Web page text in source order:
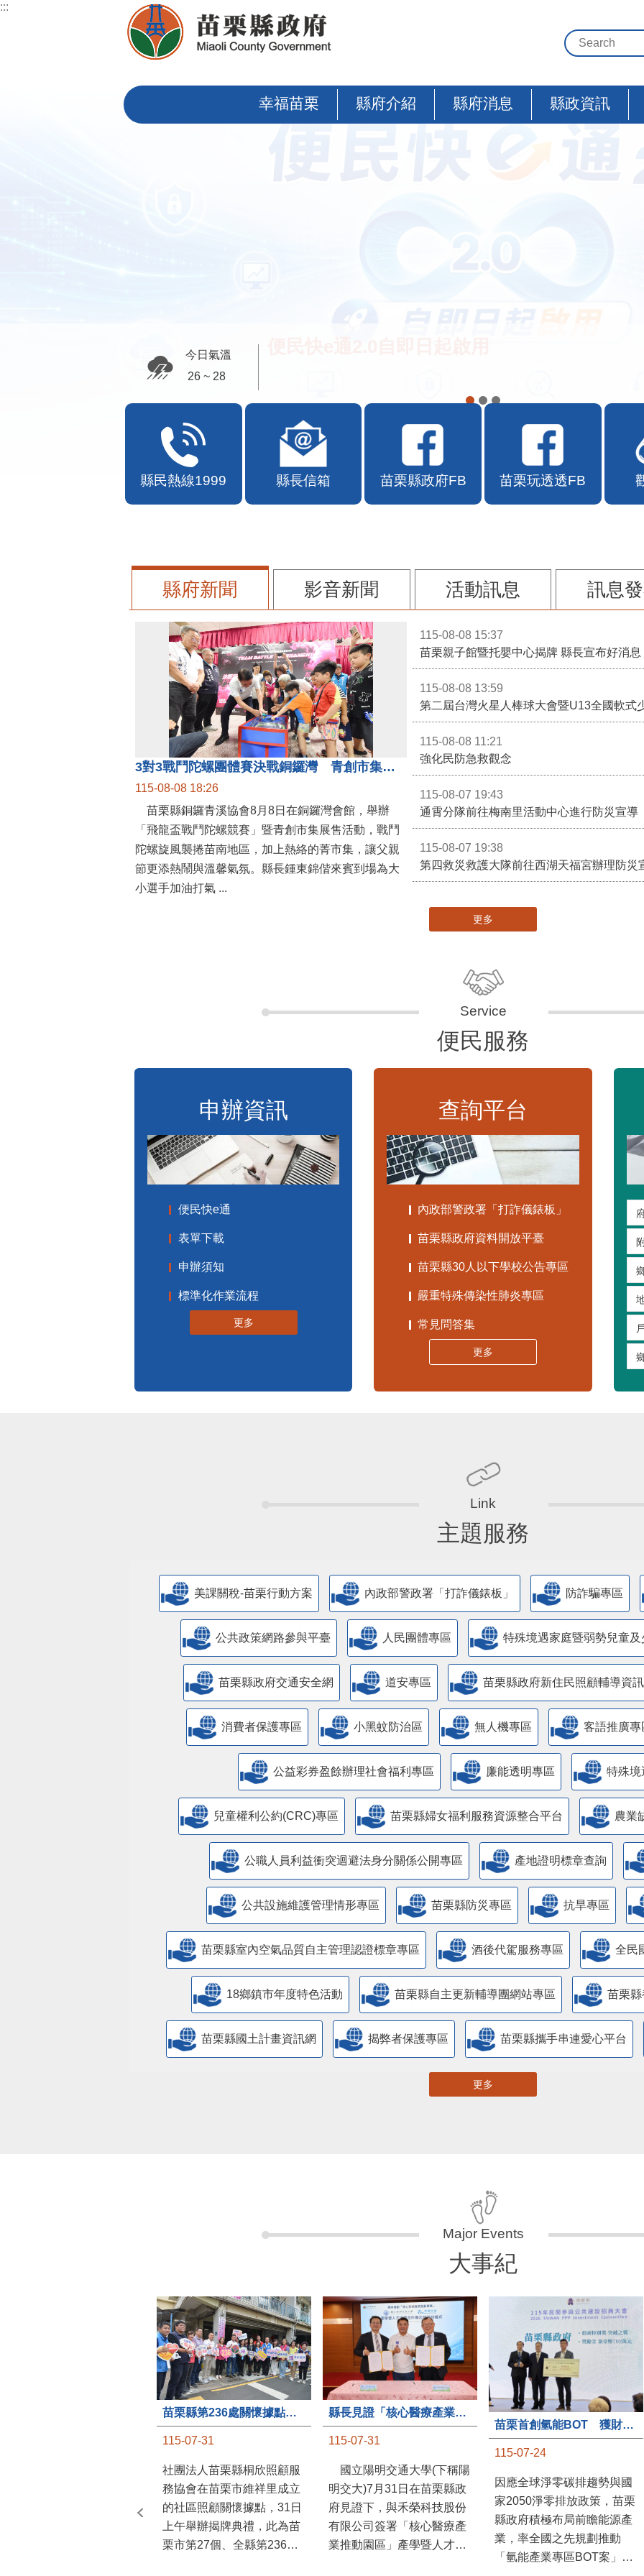
跳到主要內容區塊
:::
幸福苗栗 縣府介紹 縣府消息 縣政資訊
今日氣溫
26 ~ 28
縣民熱線1999 縣長信箱 苗栗縣政府FB 苗栗玩透透FB
縣府新聞 影音新聞 活動訊息 訊息
3對3戰鬥陀螺團體賽決戰銅鑼灣 青創市集展售為父親節增添繽紛
115-08-08 18:26
苗栗縣銅鑼青溪協會8月8日在銅鑼灣會館，舉辦
「飛龍盃戰鬥陀螺競賽」暨青創市集展售活動，戰鬥
陀螺旋風襲捲苗南地區，加上熱絡的菁市集，讓父親
節更添熱鬧與溫馨氣氛。縣長鍾東錦偕來賓到場為大
115-08-08 15:37
苗栗親子館暨托嬰中心揭牌 縣長宣布好消
115-08-08 13:59
第二屆台灣火星人棒球大會暨U13全國軟式
115-08-08 11:21
強化民防急救觀念
115-08-07 19:43
通霄分隊前往梅南里活動中心進行防災宣導
115-08-07 19:38
第四救災救護大隊前往西湖天福宮辦理防災
更多
便民服務
申辦資訊
便民快e通
表單下載
申辦須知
標準化作業流程
更多
查詢平台
內政部警政署「打詐儀錶板」
苗栗縣政府資料開放平臺
苗栗縣30人以下學校公告專區
嚴重特殊傳染性肺炎專區
常見問答集
更多
主題服務
美課關稅-苗栗行動方案 內政部警政署「打詐儀錶板」 防詐騙專區
公共政策網路參與平臺 人民團體專區 特殊境遇家庭暨弱勢兒童
苗栗縣政府交通安全網 道安專區 苗栗縣政府新住民照顧輔導資
消費者保護專區 小黑蚊防治區 無人機專區 客語推廣專
公益彩券盈餘辦理社會福利專區 廉能透明專區 特殊境
兒童權利公約(CRC)專區 苗栗縣婦女福利服務資源整合平台 農業
公職人員利益衝突迴避法身分關係公開專區 產地證明標章查詢
​公共設施維護管理情形專區 苗栗縣防災專區 抗旱專區
苗栗縣室內空氣品質自主管理認證標章專區 酒後代駕服務專區 全民
18鄉鎮市年度特色活動 苗栗縣自主更新輔導團網站專區 苗栗
苗栗縣國土計畫資訊網 揭弊者保護專區 苗栗縣攜手串連愛心平台
更多
大事紀
苗栗縣第236處關懷據點在苗栗市維祥里揭牌
115-07-31
社團法人苗栗縣桐欣照顧服
務協會在苗栗市維祥里成立
的社區照顧關懷據點，31日
上午舉辦揭牌典禮，此為苗
栗市第27個、全縣第236處
115-07-31
國立陽明交通大學(下稱陽
明交大)7月31日在苗栗縣政
府見證下，與禾榮科技股份
有限公司簽署「核心醫療產
業推動園區」產學暨人才培
苗栗首創氫能BOT 獲財政部「突破之翼」肯定
115-07-24
因應全球淨零碳排趨勢與國
家2050淨零排放政策，苗栗
縣政府積極布局前瞻能源產
業，率全國之先規劃推動
「氫能產業專區BOT案」，